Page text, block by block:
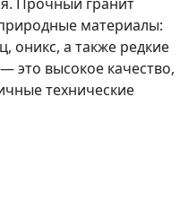
материалы:
оникс, а также редкие
это высокое качество,
технические